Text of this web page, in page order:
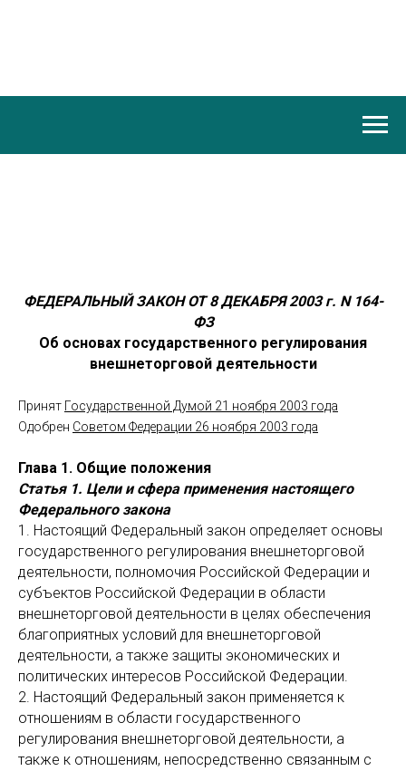
ФЕДЕРАЛЬНЫЙ ЗАКОН ОТ 8 ДЕКАБРЯ 2003 г. N 164-
ФЗ
Об основах государственного регулирования
внешнеторговой деятельности
Принят Государственной Думой 21 ноября 2003 года
Одобрен Советом Федерации 26 ноября 2003 года
Глава 1. Общие положения
Статья 1. Цели и сфера применения настоящего
Федерального закона
1. Настоящий Федеральный закон определяет основы
государственного регулирования внешнеторговой
деятельности, полномочия Российской Федерации и
субъектов Российской Федерации в области
внешнеторговой деятельности в целях обеспечения
благоприятных условий для внешнеторговой
деятельности, а также защиты экономических и
политических интересов Российской Федерации.
2. Настоящий Федеральный закон применяется к
отношениям в области государственного
регулирования внешнеторговой деятельности, а
также к отношениям, непосредственно связанным с